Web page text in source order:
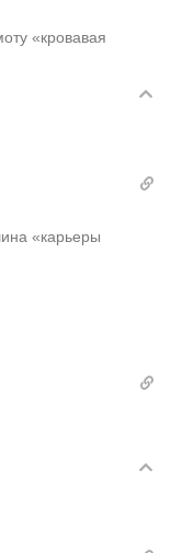
«кровавая
«карьеры